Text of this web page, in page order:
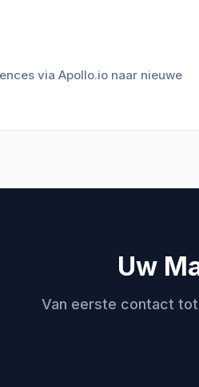
via Apollo.io naar nieuwe
Uw
Van eerste contact